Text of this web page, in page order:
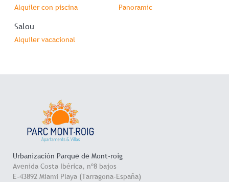
Alquiler con piscina Panoramic
Salou
Alquiler vacacional
Urbanización Parque de Mont-roig
Avenida Costa Ibérica, nº8 bajos
E-43892 Miami Playa (Tarragona-España)